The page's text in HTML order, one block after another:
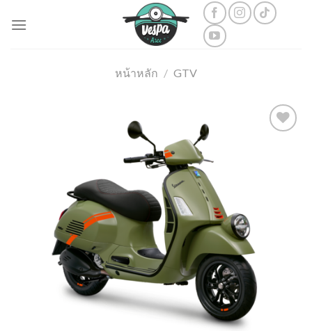
หน้าหลัก / GTV